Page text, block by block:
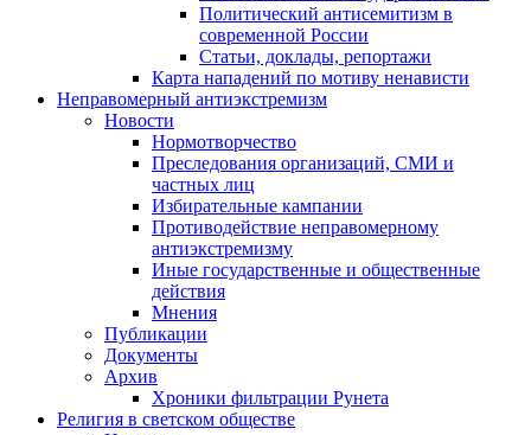
Политический антисемитизм в
современной России
Статьи, доклады, репортажи
Карта нападений по мотиву ненависти
Неправомерный антиэкстремизм
Новости
Нормотворчество
Преследования организаций, СМИ и
частных лиц
Избирательные кампании
Противодействие неправомерному
антиэкстремизму
Иные государственные и общественные
действия
Мнения
Публикации
Документы
Архив
Хроники фильтрации Рунета
Религия в светском обществе